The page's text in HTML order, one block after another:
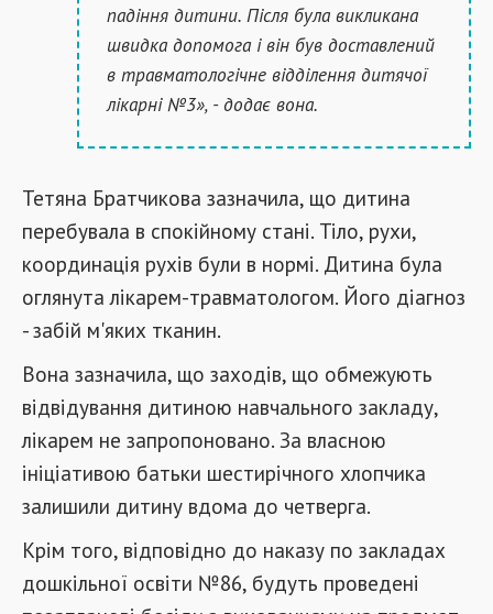
падіння дитини. Після була викликана
швидка допомога і він був доставлений
в травматологічне відділення дитячої
лікарні №3», - додає вона.
Тетяна Братчикова зазначила, що дитина
перебувала в спокійному стані. Тіло, рухи,
координація рухів були в нормі. Дитина була
оглянута лікарем-травматологом. Його діагноз
- забій м'яких тканин.
Вона зазначила, що заходів, що обмежують
відвідування дитиною навчального закладу,
лікарем не запропоновано. За власною
ініціативою батьки шестирічного хлопчика
залишили дитину вдома до четверга.
Крім того, відповідно до наказу по закладах
дошкільної освіти №86, будуть проведені